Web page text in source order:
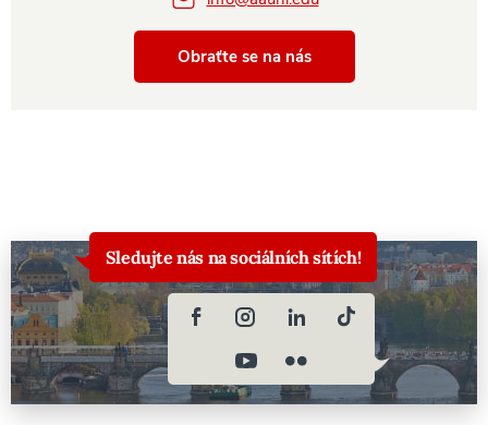
Obraťte se na nás
Sledujte nás na sociálních sítích!